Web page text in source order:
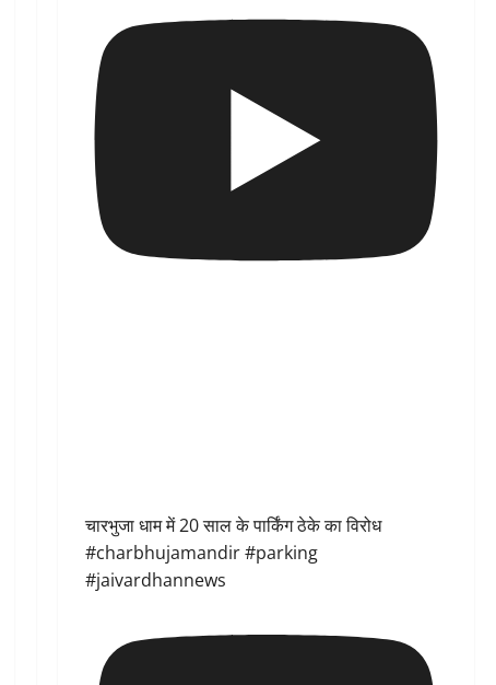
चारभुजा धाम में 20 साल के पार्किंग ठेके का विरोध
#charbhujamandir #parking
#jaivardhannews